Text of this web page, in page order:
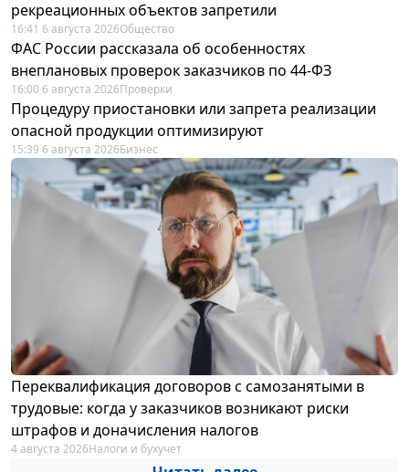
рекреационных объектов запретили
16:41 6 августа 2026Общество
ФАС России рассказала об особенностях
внеплановых проверок заказчиков по 44-ФЗ
16:00 6 августа 2026Проверки
Процедуру приостановки или запрета реализации
опасной продукции оптимизируют
15:39 6 августа 2026Бизнес
Переквалификация договоров с самозанятыми в
трудовые: когда у заказчиков возникают риски
штрафов и доначисления налогов
4 августа 2026Налоги и бухучет